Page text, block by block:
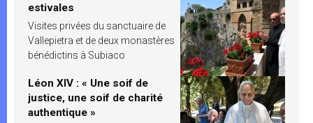
estivales
Visites privées du sanctuaire de
Vallepietra et de deux monastères
bénédictins à Subiaco
Léon XIV : « Une soif de
justice, une soif de charité
authentique »